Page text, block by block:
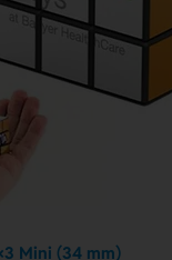
Mini (34 mm)